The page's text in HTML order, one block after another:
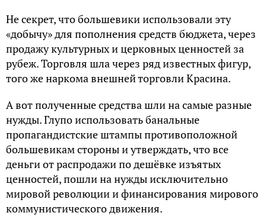
Не секрет, что большевики использовали эту
«добычу» для пополнения средств бюджета, через
продажу культурных и церковных ценностей за
рубеж. Торговля шла через ряд известных фигур,
того же наркома внешней торговли Красина.
А вот полученные средства шли на самые разные
нужды. Глупо использовать банальные
пропагандистские штампы противоположной
большевикам стороны и утверждать, что все
деньги от распродажи по дешёвке изъятых
ценностей, пошли на нужды исключительно
мировой революции и финансирования мирового
коммунистического движения.